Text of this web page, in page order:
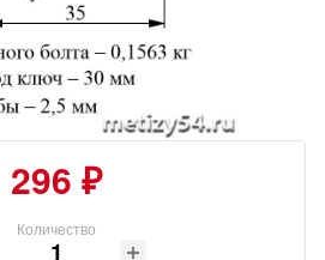
296 ₽
Количество